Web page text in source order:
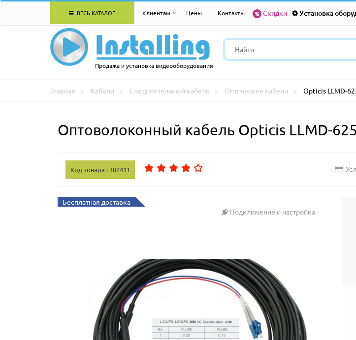
ВЕСЬ КАТАЛОГ Клиентам Цены Контакты Скидки Установка
Продажа и установка видеооборудования
Главная Кабели Соединительный кабель Оптические кабели Opticis LLMD-
Оптоволоконный кабель Opticis LLMD-
Код товара : 302411
Бесплатная доставка
Подключение и настройка